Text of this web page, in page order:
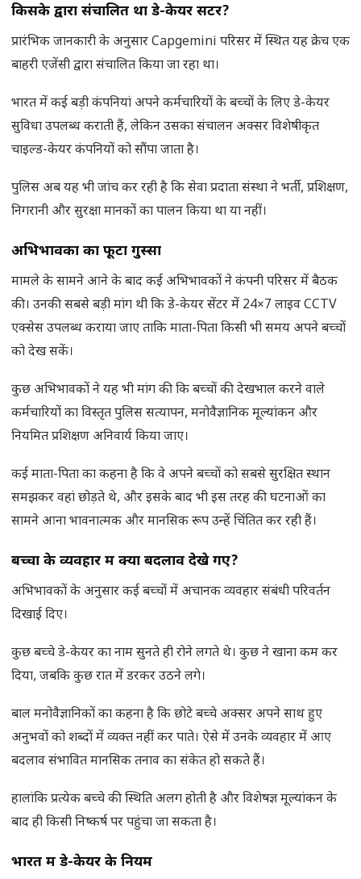
किसके द्वारा संचालित था डे-केयर सेंटर?
प्रारंभिक जानकारी के अनुसार Capgemini परिसर में स्थित यह क्रेच एक
बाहरी एजेंसी द्वारा संचालित किया जा रहा था।
भारत में कई बड़ी कंपनियां अपने कर्मचारियों के बच्चों के लिए डे-केयर
सुविधा उपलब्ध कराती हैं, लेकिन उसका संचालन अक्सर विशेषीकृत
चाइल्ड-केयर कंपनियों को सौंपा जाता है।
पुलिस अब यह भी जांच कर रही है कि सेवा प्रदाता संस्था ने भर्ती, प्रशिक्षण,
निगरानी और सुरक्षा मानकों का पालन किया था या नहीं।
अभिभावकों का फूटा गुस्सा
मामले के सामने आने के बाद कई अभिभावकों ने कंपनी परिसर में बैठक
की। उनकी सबसे बड़ी मांग थी कि डे-केयर सेंटर में 24×7 लाइव CCTV
एक्सेस उपलब्ध कराया जाए ताकि माता-पिता किसी भी समय अपने बच्चों
को देख सकें।
कुछ अभिभावकों ने यह भी मांग की कि बच्चों की देखभाल करने वाले
कर्मचारियों का विस्तृत पुलिस सत्यापन, मनोवैज्ञानिक मूल्यांकन और
नियमित प्रशिक्षण अनिवार्य किया जाए।
कई माता-पिता का कहना है कि वे अपने बच्चों को सबसे सुरक्षित स्थान
समझकर वहां छोड़ते थे, और इसके बाद भी इस तरह की घटनाओं का
सामने आना भावनात्मक और मानसिक रूप उन्हें चिंतित कर रही हैं।
बच्चों के व्यवहार में क्या बदलाव देखे गए?
अभिभावकों के अनुसार कई बच्चों में अचानक व्यवहार संबंधी परिवर्तन
दिखाई दिए।
कुछ बच्चे डे-केयर का नाम सुनते ही रोने लगते थे। कुछ ने खाना कम कर
दिया, जबकि कुछ रात में डरकर उठने लगे।
बाल मनोवैज्ञानिकों का कहना है कि छोटे बच्चे अक्सर अपने साथ हुए
अनुभवों को शब्दों में व्यक्त नहीं कर पाते। ऐसे में उनके व्यवहार में आए
बदलाव संभावित मानसिक तनाव का संकेत हो सकते हैं।
हालांकि प्रत्येक बच्चे की स्थिति अलग होती है और विशेषज्ञ मूल्यांकन के
बाद ही किसी निष्कर्ष पर पहुंचा जा सकता है।
भारत में डे-केयर के नियम